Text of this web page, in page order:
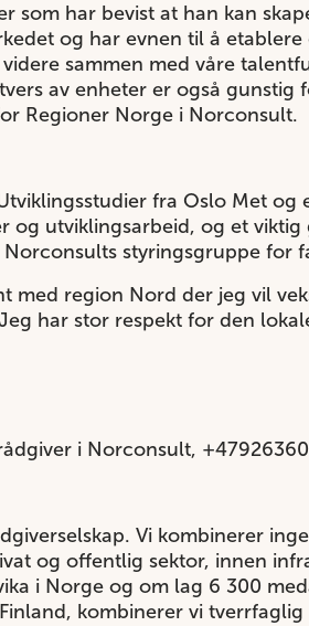
som har bevist at han kan
og har evnen til å
sammen med våre
av enheter er også
Regioner Norge i Norconsult.
fra Oslo Met
og utviklingsarbeid, og et
styringsgruppe for
med region Nord der jeg vil
har stor respekt for den
i Norconsult,
Vi kombinerer
og offentlig sektor, innen
i Norge og om lag 6 300
kombinerer vi